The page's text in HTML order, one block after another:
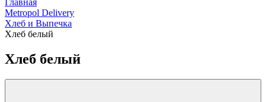
Главная
Metropol Delivery
Хлеб и Выпечка
Хлеб белый
Хлеб белый